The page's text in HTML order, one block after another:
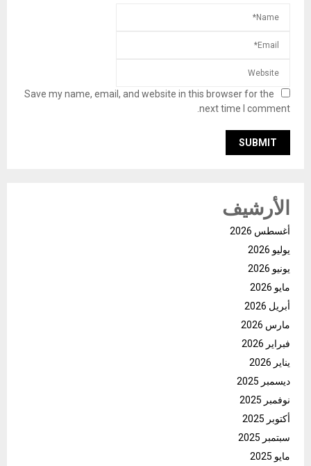
Save my name, email, and website in this browser for the
next time I comment.
الأرشيف
أغسطس 2026
يوليو 2026
يونيو 2026
مايو 2026
أبريل 2026
مارس 2026
فبراير 2026
يناير 2026
ديسمبر 2025
نوفمبر 2025
أكتوبر 2025
سبتمبر 2025
مايو 2025